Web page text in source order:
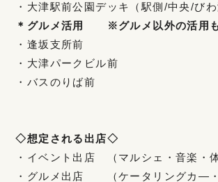
・大津駅前公園デッキ（駅側/中央/びわ
＊グルメ活用 ※グルメ以外の活用
・逢坂支所前
・大津パークビル前
・バスのりば前
◇想定される出店◇
・イベント出店 （マルシェ・音楽・
・グルメ出店 （ケータリングカ―・